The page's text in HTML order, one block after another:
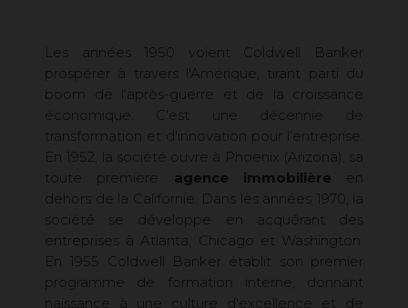
Les années 1950 voient Coldwell Banker
prospérer à travers l'Amérique, tirant parti du
boom de l'après-guerre et de la croissance
économique. C'est une décennie de
transformation et d'innovation pour l’entreprise.
En 1952, la société ouvre à Phoenix (Arizona), sa
toute première agence immobilière en
dehors de la Californie. Dans les années 1970, la
société se développe en acquérant des
entreprises à Atlanta, Chicago et Washington.
En 1955 Coldwell Banker établit son premier
programme de formation interne, donnant
naissance à une culture d'excellence et de